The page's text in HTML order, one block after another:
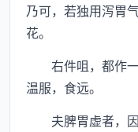
乃可，若独用泻胃
花。
右件咀，都作一
温服，食远。
夫脾胃虚者，因